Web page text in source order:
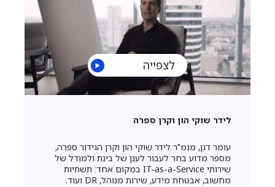
לצפייה
לידר שוקי הון וקרן ספרה
עומר דגן, מנמ"ר לידר שוקי הון וקרן הגידור ספרה,
מספר מדוע בחר לעבור לענן של בינת ולמודל של
שירותי IT-as-a-Service במקום אחד: תשתיות
מחשוב, אבטחת מידע, שירות מנוהל, DR ועוד.